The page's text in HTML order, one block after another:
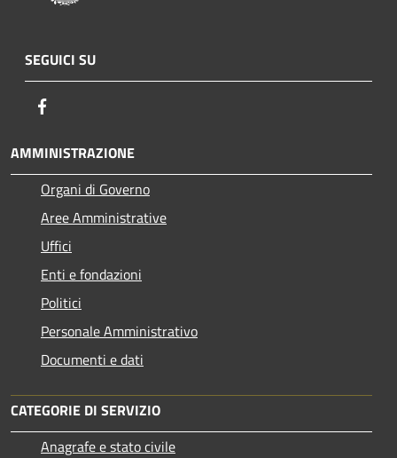
SEGUICI SU
AMMINISTRAZIONE
Organi di Governo
Aree Amministrative
Uffici
Enti e fondazioni
Politici
Personale Amministrativo
Documenti e dati
CATEGORIE DI SERVIZIO
Anagrafe e stato civile